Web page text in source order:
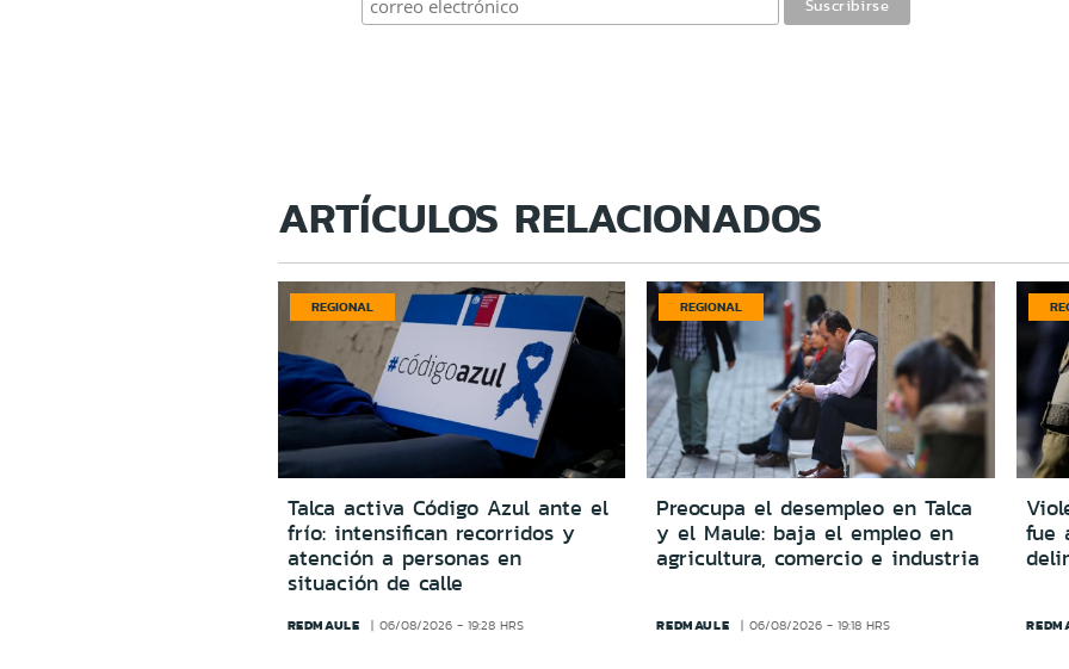
ARTÍCULOS RELACIONADOS
REGIONAL
Talca activa Código Azul ante el
frío: intensifican recorridos y
atención a personas en
situación de calle
REDMAULE 06/08/2026 - 19:28 HRS
REGIONAL
Preocupa el desempleo en Talca
y el Maule: baja el empleo en
agricultura, comercio e industria
REDMAULE 06/08/2026 - 19:18 HRS
fue